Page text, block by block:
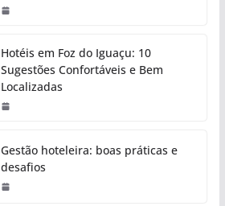
Hotéis em Foz do Iguaçu: 10
Sugestões Confortáveis e Bem
Localizadas
Gestão hoteleira: boas práticas e
desafios